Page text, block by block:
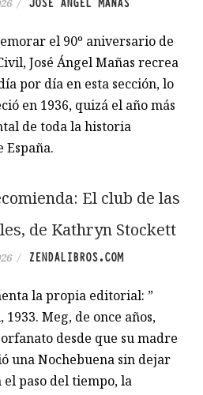
/ JOSÉ ÁNGEL MAÑAS
el 90º aniversario de
José Ángel Mañas recrea
por día en esta sección, lo
en 1936, quizá el año más
de toda la historia
España.
El club de las
de Kathryn Stockett
/ ZENDALIBROS.COM
la propia editorial: ”
1933. Meg, de once años,
desde que su madre
una Nochebuena sin dejar
el paso del tiempo, la